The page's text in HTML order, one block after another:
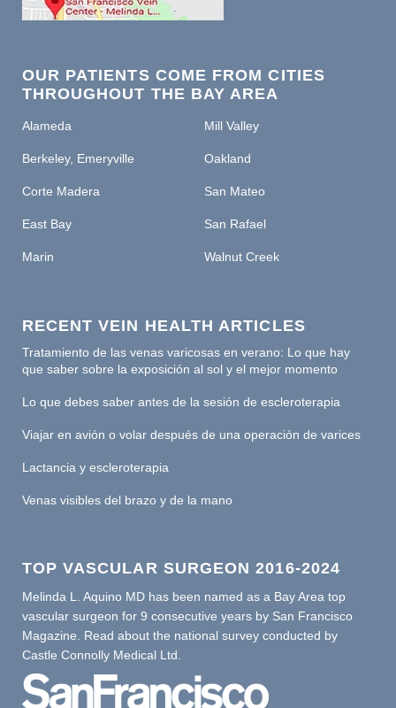
OUR PATIENTS COME FROM CITIES
THROUGHOUT THE BAY AREA
Alameda
Berkeley, Emeryville
Corte Madera
East Bay
Marin
Mill Valley
Oakland
San Mateo
San Rafael
Walnut Creek
RECENT VEIN HEALTH ARTICLES
Tratamiento de las venas varicosas en verano: Lo que hay
que saber sobre la exposición al sol y el mejor momento
Lo que debes saber antes de la sesión de escleroterapia
Viajar en avión o volar después de una operación de varices
Lactancia y escleroterapia
Venas visibles del brazo y de la mano
TOP VASCULAR SURGEON 2016-2024
Melinda L. Aquino MD has been named as a Bay Area top
vascular surgeon for 9 consecutive years by San Francisco
Magazine. Read about the national survey conducted by
Castle Connolly Medical Ltd.